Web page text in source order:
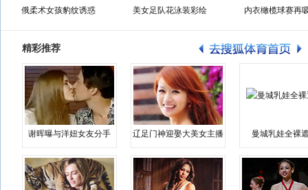
俄柔术女孩豹纹诱惑 美女足队花泳装彩绘 内衣橄榄球赛再
精彩推荐
谢晖曝与洋妞女友分手 辽足门神迎娶大美女主播 曼城乳娃全裸